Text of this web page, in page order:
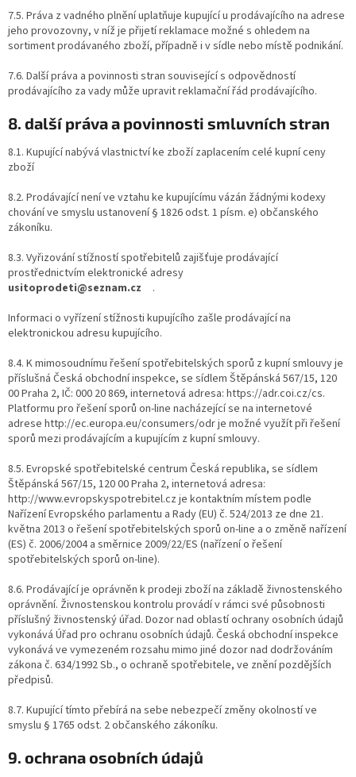
7.5. Práva z vadného plnění uplatňuje kupující u prodávajícího na adrese
jeho provozovny, v níž je přijetí reklamace možné s ohledem na
sortiment prodávaného zboží, případně i v sídle nebo místě podnikání.
7.6. Další práva a povinnosti stran související s odpovědností
prodávajícího za vady může upravit reklamační řád prodávajícího.
8. další práva a povinnosti smluvních stran
8.1. Kupující nabývá vlastnictví ke zboží zaplacením celé kupní ceny
zboží
8.2. Prodávající není ve vztahu ke kupujícímu vázán žádnými kodexy
chování ve smyslu ustanovení § 1826 odst. 1 písm. e) občanského
zákoníku.
8.3. Vyřizování stížností spotřebitelů zajišťuje prodávající
prostřednictvím elektronické adresy
usitoprodeti@seznam.cz .
Informaci o vyřízení stížnosti kupujícího zašle prodávající na
elektronickou adresu kupujícího.
8.4. K mimosoudnímu řešení spotřebitelských sporů z kupní smlouvy je
příslušná Česká obchodní inspekce, se sídlem Štěpánská 567/15, 120
00 Praha 2, IČ: 000 20 869, internetová adresa: https://adr.coi.cz/cs.
Platformu pro řešení sporů on-line nacházející se na internetové
adrese http://ec.europa.eu/consumers/odr je možné využít při řešení
sporů mezi prodávajícím a kupujícím z kupní smlouvy.
8.5. Evropské spotřebitelské centrum Česká republika, se sídlem
Štěpánská 567/15, 120 00 Praha 2, internetová adresa:
http://www.evropskyspotrebitel.cz je kontaktním místem podle
Nařízení Evropského parlamentu a Rady (EU) č. 524/2013 ze dne 21.
května 2013 o řešení spotřebitelských sporů on-line a o změně nařízení
(ES) č. 2006/2004 a směrnice 2009/22/ES (nařízení o řešení
spotřebitelských sporů on-line).
8.6. Prodávající je oprávněn k prodeji zboží na základě živnostenského
oprávnění. Živnostenskou kontrolu provádí v rámci své působnosti
příslušný živnostenský úřad. Dozor nad oblastí ochrany osobních údajů
vykonává Úřad pro ochranu osobních údajů. Česká obchodní inspekce
vykonává ve vymezeném rozsahu mimo jiné dozor nad dodržováním
zákona č. 634/1992 Sb., o ochraně spotřebitele, ve znění pozdějších
předpisů.
8.7. Kupující tímto přebírá na sebe nebezpečí změny okolností ve
smyslu § 1765 odst. 2 občanského zákoníku.
9. ochrana osobních údajů